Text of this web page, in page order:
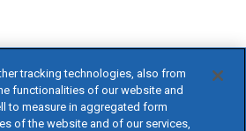
tracking technologies, also from
functionalities of our website and
to measure in aggregated form
of the website and of our services,